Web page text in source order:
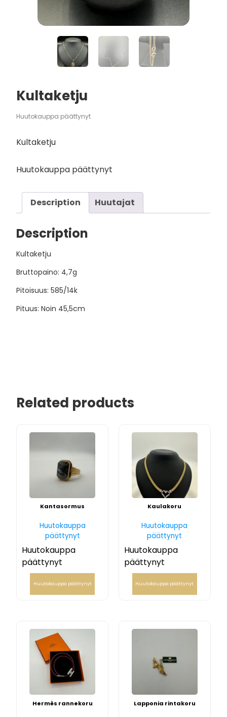
Kultaketju
Huutokauppa päättynyt
Kultaketju
Huutokauppa päättynyt
Description Huutajat
Description
Kultaketju
Bruttopaino: 4,7g
Pitoisuus: 585/14k
Pituus: Noin 45,5cm
Related products
Kantasormus
Huutokauppa
päättynyt
Huutokauppa
päättynyt
Huutokauppa päättynyt
Kaulakoru
Huutokauppa
päättynyt
Huutokauppa
päättynyt
Huutokauppa päättynyt
Hermès rannekoru Lapponia rintakoru